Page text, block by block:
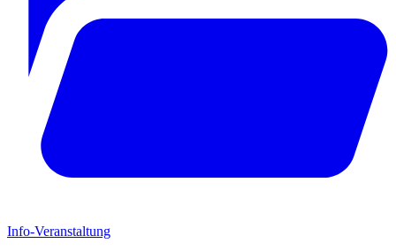
Info-Veranstaltung